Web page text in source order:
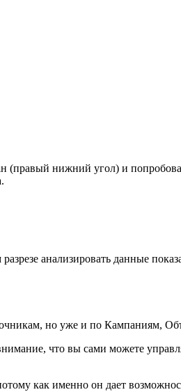
(правый нижний угол) и
анализировать данные
но уже и по Кампаниям,
что вы сами можете
как именно он дает